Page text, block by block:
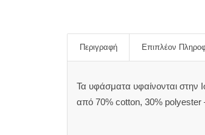
Περιγραφή Επιπλέον
Τα υφάσματα υφαίνονται στην
από 70% cotton, 30% polyester